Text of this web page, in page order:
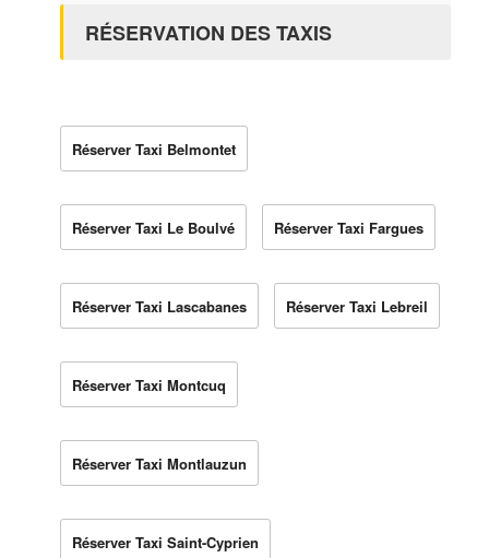
RÉSERVATION DES TAXIS
Réserver Taxi Belmontet
Réserver Taxi Le Boulvé Réserver Taxi Fargues
Réserver Taxi Lascabanes Réserver Taxi Lebreil
Réserver Taxi Montcuq
Réserver Taxi Montlauzun
Réserver Taxi Saint-Cyprien